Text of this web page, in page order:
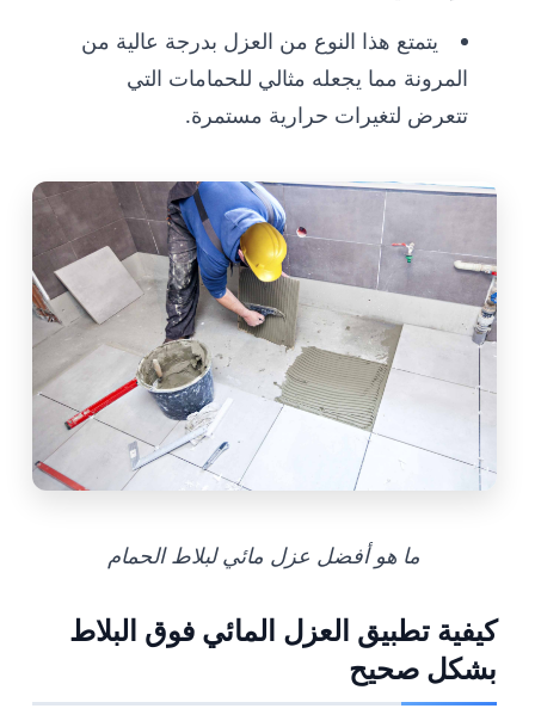
يتمتع هذا النوع من العزل بدرجة عالية من
المرونة مما يجعله مثالي للحمامات التي
تتعرض لتغيرات حرارية مستمرة.
ما هو أفضل عزل مائي لبلاط الحمام
كيفية تطبيق العزل المائي فوق البلاط
بشكل صحيح